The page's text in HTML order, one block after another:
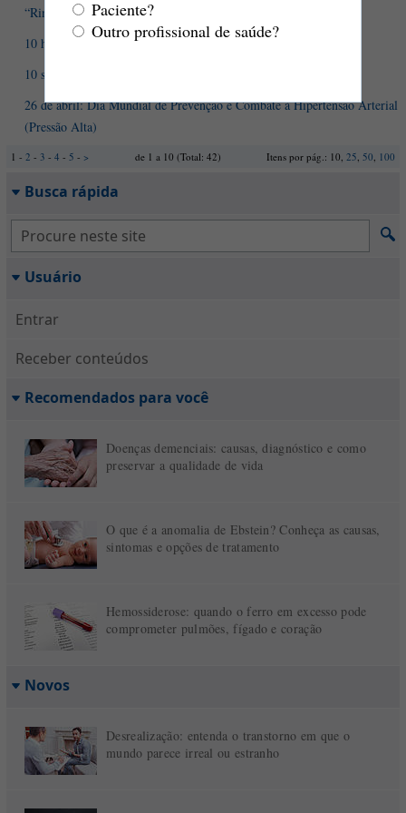
Paciente?
Outro profissional de saúde?
“Rins inflamados”? Pode ser glomerulonefrite!
10 hábitos que ajudam a tornar sua alimentação mais saudável
10 sinais precoces da doença de Parkinson
26 de abril: Dia Mundial de Prevenção e Combate à Hipertensão Arterial
(Pressão Alta)
Itens por pág.: 10, 25, 50, 100
1 - 2 - 3 - 4 - 5 - > de 1 a 10 (Total: 42)
Busca rápida
Usuário
Entrar
Receber conteúdos
Recomendados para você
Doenças demenciais: causas, diagnóstico e como
preservar a qualidade de vida
O que é a anomalia de Ebstein? Conheça as causas,
sintomas e opções de tratamento
Hemossiderose: quando o ferro em excesso pode
comprometer pulmões, fígado e coração
Novos
Desrealização: entenda o transtorno em que o
mundo parece irreal ou estranho